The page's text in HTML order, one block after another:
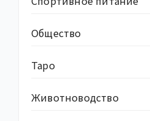
Общество
Таро
Животноводство